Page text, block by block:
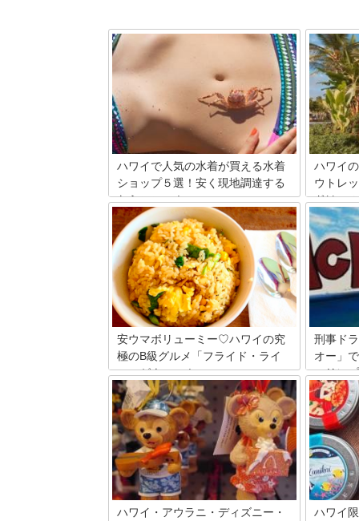
ハワイで人気の水着が買える水着
ショップ５選！安く現地調達する
ならここへ！
水着を日本から持ってくるのもいいけ
ど、なるべく荷物は軽くしておきたいも
の。そこで今回はハワイ現地で調達でき
る水着ショップを集めてみました。日本
にはないハワイらしい水着たちをご紹介
します！
ハワイ
ウトレ
ドはこ
ワイキキ
はショッ
酒々井な
シー・ア
レミアム
ています
ールは、
ブランド
安ウマボリューミー♡ハワイの究
極のB級グルメ「フライド・ライ
ス」がウマい！
フライド・ライス。ご存知ですか？ 「炒
飯」だと思いきや別物の美味しさ！日本
ではそうそう味わえないと今ハワイ通の
間で密かなブームなのです。 ハワイの定
番グルメに飽きたあなたへ、絶品B級グ
ルメ♡フライド・ライスのお店、ご紹介
しちゃいます！
刑事ド
オー」
ュリン
リンプ
ハワイの
る、CBS
「ハワイ
みのシュ
ラ・トゥ
後に美味
FIVE-Oメ
ハワイ・アウラニ・ディズニー・
ハワイ